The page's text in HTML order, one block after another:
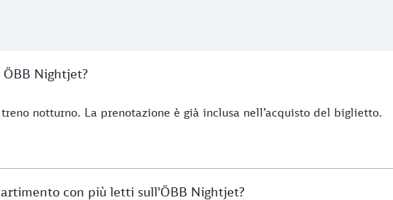
Nightjet?
notturno. La prenotazione è già inclusa nell’acquisto del biglietto.
con più letti sull'ÖBB Nightjet?